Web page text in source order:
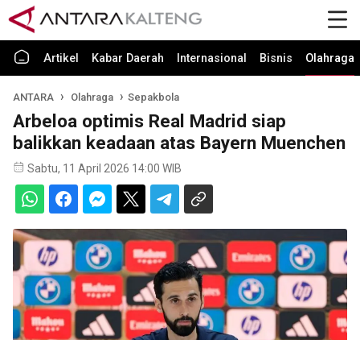
Artikel Kabar Daerah Internasional Bisnis Olahraga
ANTARA Olahraga Sepakbola
Arbeloa optimis Real Madrid siap
balikkan keadaan atas Bayern Muenchen
Sabtu, 11 April 2026 14:00 WIB